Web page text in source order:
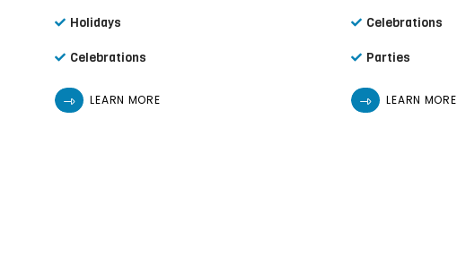
Holidays
Celebrations
LEARN MORE
Celebrations
Parties
LEARN MORE